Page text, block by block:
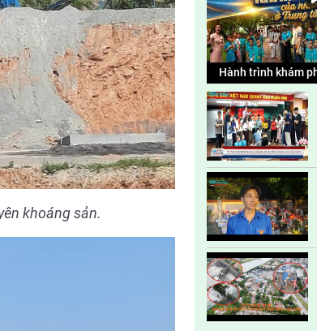
khoáng sản.
Bắc Trung Bộ
Độc lập và đoàn kết
Tác động của thiên
đối với phát triển bền
Nhà vách kính lớn-
Đại hội Hội nông dân
kỳ 2023-2028
Hành trình khám